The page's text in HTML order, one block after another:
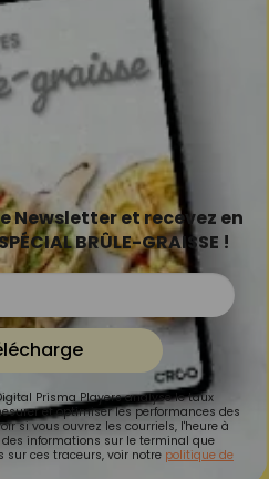
Newsletter et recevez en
BRÛLE-GRAISSE !
Prisma Players analyse le taux
et optimiser les performances des
si vous ouvrez les courriels, l'heure à
informations sur le terminal que
sur ces traceurs, voir notre politique de